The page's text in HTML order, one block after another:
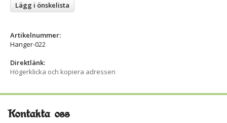
Lägg i önskelista
Artikelnummer:
Hanger-022
Direktlänk:
Högerklicka och kopiera adressen
Kontakta oss